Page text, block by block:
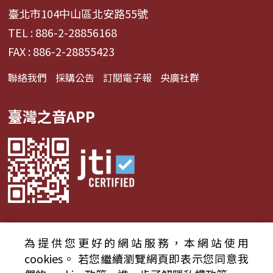
臺北市104中山區北安路55號
TEL : 886-2-28856168
FAX : 886-2-28855423
聯絡我們 採購公告 訂閱電子報 央廣社群
臺灣之音APP
© 2024財團法人中央廣播電臺 版權所有
為提供您更好的網站服務，本網站使用
cookies。 若您繼續瀏覽網頁即表示您同意我